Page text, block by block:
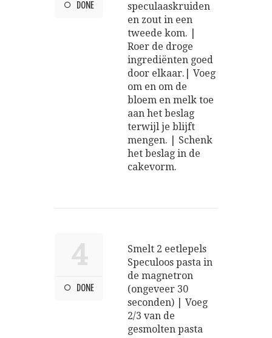
DONE
speculaaskruiden
en zout in een
tweede kom. |
Roer de droge
ingrediënten goed
door elkaar.| Voeg
om en om de
bloem en melk toe
aan het beslag
terwijl je blijft
mengen. | Schenk
het beslag in de
cakevorm.
4
DONE
Smelt 2 eetlepels
Speculoos pasta in
de magnetron
(ongeveer 30
seconden) | Voeg
2/3 van de
gesmolten pasta